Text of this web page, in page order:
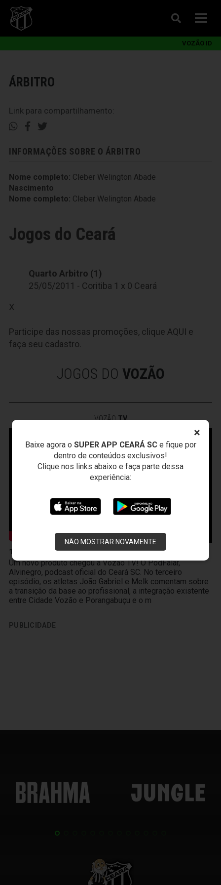
×
Baixe agora o SUPER APP CEARÁ SCe fique por
dentro de conteúdos exclusivos!
Clique nos links abaixo e faça parte dessa
experiência:
NÃO MOSTRAR NOVAMENTE
VOZÃO ID
ÁRBITRO
Link para compartilhamento:
INFORMAÇÕES SOBRE O ÁRBITRO
Nome completo: Cleber Welington Abade
Nascimento
Nome completo: Cleber Welington Abade
Jogos do Ceará
Quarto Arbitro (1)
25/05/2011 - Coritiba 1 x 0 Ceará
X
Participe das nossas promoções, clique AQUI e
faça seu cadastro.
JOGOS DO VOZÃO
VOZÃOTV
10 de Abril
Um novo produto chegou à Vozão TV! O PodFalar,
Alvinegro, podcast oficial do Ceará SC. No terceiro
episódio, os atletas João Gabriel e Melk comentam sobre
a transição da base ao profissional, a integração existente
entre Cidade Vozão e Porangabuçu e o m
PUBLICIDADE